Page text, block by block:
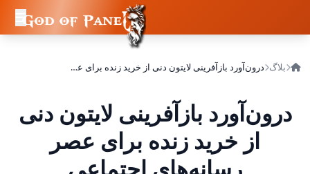
بلاگ درون‌آورد بازآفرینی لایتون دنی از خرید زنده برای عصر رسانه‌های اجتماعی
درون‌آورد بازآفرینی لایتون دنی
از خرید زنده برای عصر